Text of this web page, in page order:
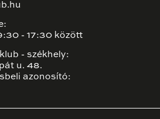
- 17:30 között
- székhely:
u. 48.
azonosító: